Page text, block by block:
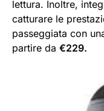
lettura. Inoltre,
catturare le
passeggiata con
partire da €229.